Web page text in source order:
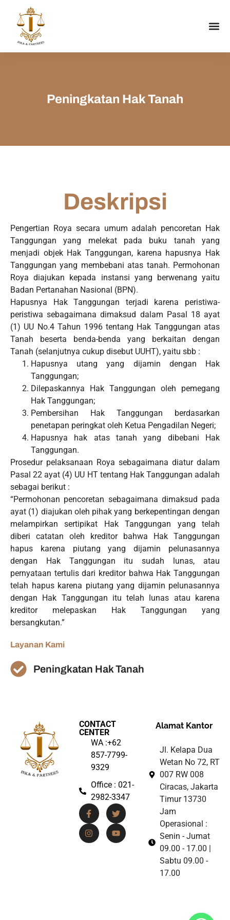
Peningkatan Hak Tanah
Layanan Kami
Peningkatan Hak Tanah
Deskripsi
Pengertian Roya secara umum adalah pencoretan Hak
Tanggungan yang melekat pada buku tanah yang
menjadi objek Hak Tanggungan, karena hapusnya Hak
Tanggungan yang membebani atas tanah. Permohonan
Roya diajukan kepada instansi yang berwenang yaitu
Badan Pertanahan Nasional (BPN).
Hapusnya Hak Tanggungan terjadi karena peristiwa-
peristiwa sebagaimana dimaksud dalam Pasal 18 ayat
(1) UU No.4 Tahun 1996 tentang Hak Tanggungan atas
Tanah beserta benda-benda yang berkaitan dengan
Tanah (selanjutnya cukup disebut UUHT), yaitu sbb :
Hapusnya utang yang dijamin dengan Hak
Tanggungan;
Dilepaskannya Hak Tanggungan oleh pemegang
Hak Tanggungan;
Pembersihan Hak Tanggungan berdasarkan
penetapan peringkat oleh Ketua Pengadilan Negeri;
Hapusnya hak atas tanah yang dibebani Hak
Tanggungan.
Prosedur pelaksanaan Roya sebagaimana diatur dalam
Pasal 22 ayat (4) UU HT tentang Hak Tanggungan adalah
sebagai berikut :
“Permohonan pencoretan sebagaimana dimaksud pada
ayat (1) diajukan oleh pihak yang berkepentingan dengan
melampirkan sertipikat Hak Tanggungan yang telah
diberi catatan oleh kreditor bahwa Hak Tanggungan
hapus karena piutang yang dijamin pelunasannya
dengan Hak Tanggungan itu sudah lunas, atau
pernyataan tertulis dari kreditor bahwa Hak Tanggungan
telah hapus karena piutang yang dijamin pelunasannya
dengan Hak Tanggungan itu telah lunas atau karena
kreditor melepaskan Hak Tanggungan yang
bersangkutan.”
CONTACT
CENTER
WA :+62
857-7799-
9329
Office : 021-
2982-3347
Alamat Kantor
Jl. Kelapa Dua
Wetan No 72, RT
007 RW 008
Ciracas, Jakarta
Timur 13730
Jam
Operasional :
Senin - Jumat
09.00 - 17.00 |
Sabtu 09.00 -
17.00